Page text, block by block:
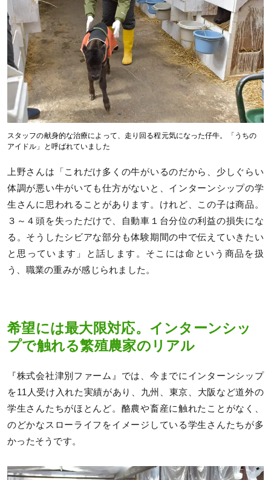
スタッフの献身的な治療によって、走り回る程元気になった仔牛。「うちの
アイドル」と呼ばれていました
上野さんは「これだけ多くの牛がいるのだから、少しぐらい
体調が悪い牛がいても仕方がないと、インターンシップの学
生さんに思われることがあります。けれど、この子は商品。
３～４頭を失っただけで、自動車１台分位の利益の損失にな
る。そうしたシビアな部分も体験期間の中で伝えていきたい
と思っています」と話します。そこには命という商品を扱
う、職業の重みが感じられました。
希望には最大限対応。インターンシッ
プで触れる繁殖農家のリアル
『株式会社津別ファーム』では、今までにインターンシップ
を11人受け入れた実績があり、九州、東京、大阪など道外の
学生さんたちがほとんど。酪農や畜産に触れたことがなく、
のどかなスローライフをイメージしている学生さんたちが多
かったそうです。